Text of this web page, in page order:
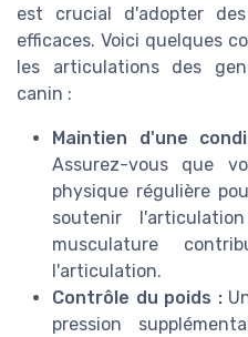
est crucial d'adopter
efficaces. Voici quelques
les articulations des
canin :
Maintien d'une
Assurez-vous que
physique régulière
soutenir
musculature
l'articulation.
Contrôle du poids :
pression